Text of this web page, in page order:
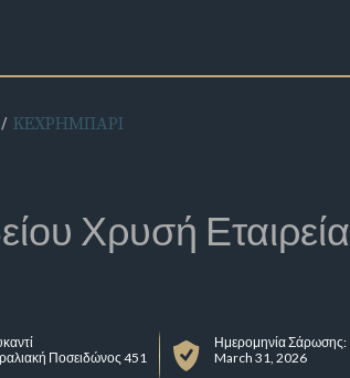
ΚΕΧΡΗΜΠΑΡΙ
Χρυσή Εταιρεία
Ποσειδώνος 451
Ημερομηνία Σάρωσης:
March 31, 2026